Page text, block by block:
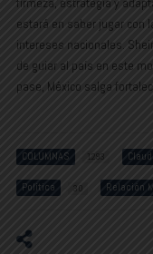
estará en saber jugar con
intereses nacionales.
de guiar al país en este
pase, México salga
COLUMNAS 1293
Política 30 Relación